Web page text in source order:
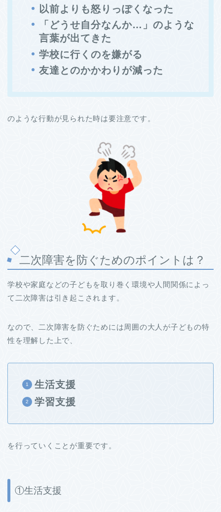
以前よりも怒りっぽくなった
「どうせ自分なんか…」のような
言葉が出てきた
学校に行くのを嫌がる
友達とのかかわりが減った
のような行動が見られた時は要注意です。
二次障害を防ぐためのポイントは？
学校や家庭などの子どもを取り巻く環境や人間関係によっ
て二次障害は引き起こされます。
なので、二次障害を防ぐためには周囲の大人が子どもの特
性を理解した上で、
生活支援
学習支援
を行っていくことが重要です。
①生活支援